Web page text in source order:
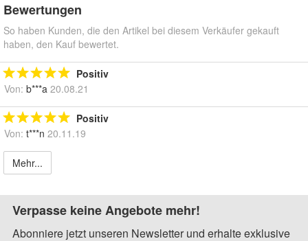
Bewertungen
So haben Kunden, die den Artikel bei diesem Verkäufer gekauft
haben, den Kauf bewertet.
Positiv
Von: b***a 20.08.21
Positiv
Von: t***n 20.11.19
Mehr...
Verpasse keine Angebote mehr!
Abonniere jetzt unseren Newsletter und erhalte exklusive